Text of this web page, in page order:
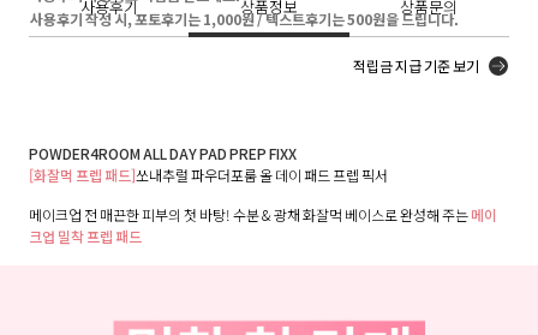
사용후기 상품정보 상품문의
사용후기 작성 시, 포토후기는 1,000원 / 텍스트후기는 500원을 드립니다.
적립금 지급 기준 보기
POWDER4ROOM ALL DAY PAD PREP FIXX
[화잘먹 프렙 패드]쏘내추럴 파우더포룸 올 데이 패드 프렙 픽서
메이크업 전 매끈한 피부의 첫 바탕! 수분 & 광채 화잘먹 베이스로 완성해 주는메이
크업 밀착 프렙 패드